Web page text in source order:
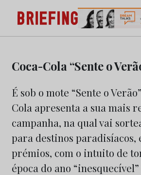
content
Briefing: Todas as notícias sobre
Marketing e da Publicidade
Coca-Cola “Sente o
É sob o mote “Sente o
Cola apresenta a sua mais
campanha, na qual vai
para destinos paradisíacos,
prémios, com o intuito de
época do ano